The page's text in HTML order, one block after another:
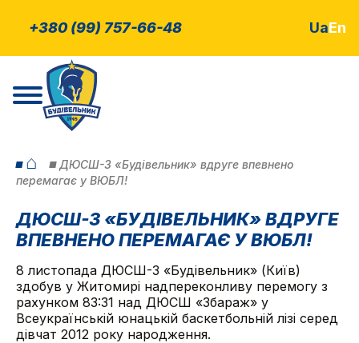
+380 (99) 757-66-48 UaEn
⌂
ДЮСШ-3 «Будівельник» вдруге впевнено
перемагає у ВЮБЛ!
ДЮСШ-3 «БУДІВЕЛЬНИК» ВДРУГЕ
ВПЕВНЕНО ПЕРЕМАГАЄ У ВЮБЛ!
8 листопада ДЮСШ-3 «Будівельник» (Київ)
здобув у Житомирі надпереконливу перемогу з
рахунком 83:31 над ДЮСШ «Збараж» у
Всеукраїнській юнацькій баскетбольній лізі серед
дівчат 2012 року народження.